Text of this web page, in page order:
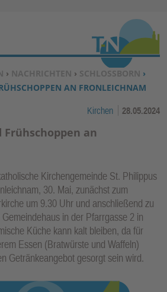
Inhalt springen ↓
› NACHRICHTEN › SCHLOSSBORN
›
AN FRONLEICHNAM
Kirchen 28.05.2024
an
Kirchengemeinde St. Philippus
30. Mai, zunächst zum
um 9.30 Uhr und anschließend zu
in der Pfarrgasse 2 in
Küche kann kalt bleiben, da für
Essen (Bratwürste und Waffeln)
Getränkeangebot gesorgt sein wird.